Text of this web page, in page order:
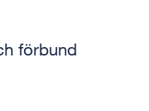
förbund